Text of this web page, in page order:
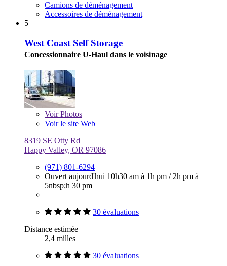
Camions de déménagement
Accessoires de déménagement
5
West Coast Self Storage
Concessionnaire U-Haul dans le voisinage
VoirPhotos
Voir le site Web
8319 SE Otty Rd
Happy Valley, OR 97086
(971) 801-6294
Ouvert aujourd'hui 10h30 am à 1h pm / 2h pm à
5nbsp;h 30 pm
30 évaluations
Distance estimée
2,4 milles
30 évaluations